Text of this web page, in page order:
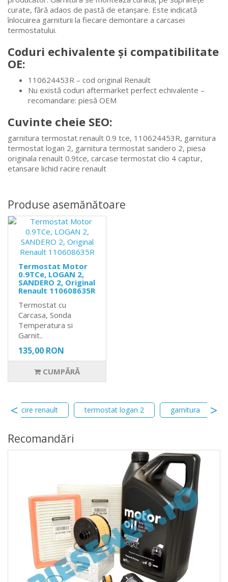
curate, fără adaos de pastă de etanșare. Este indicată
înlocuirea garniturii la fiecare demontare a carcasei
termostatului.
Coduri echivalente și compatibilitate
OE:
110624453R – cod original Renault
Nu există coduri aftermarket perfect echivalente –
recomandare: piesă OEM
Cuvinte cheie SEO:
garnitura termostat renault 0.9 tce, 110624453R, garnitura
termostat logan 2, garnitura termostat sandero 2, piesa
originala renault 0.9tce, carcase termostat clio 4 captur,
etansare lichid racire renault
Produse asemănătoare
Termostat Motor
0.9TCe, LOGAN 2,
SANDERO 2, Original
Renault 110608635R
Termostat cu
Carcasa, Sonda
Temperatura si
Garnit..
135,00 RON
CUMPĂRĂ
racire renault termostat logan 2 garnitura
Recomandări